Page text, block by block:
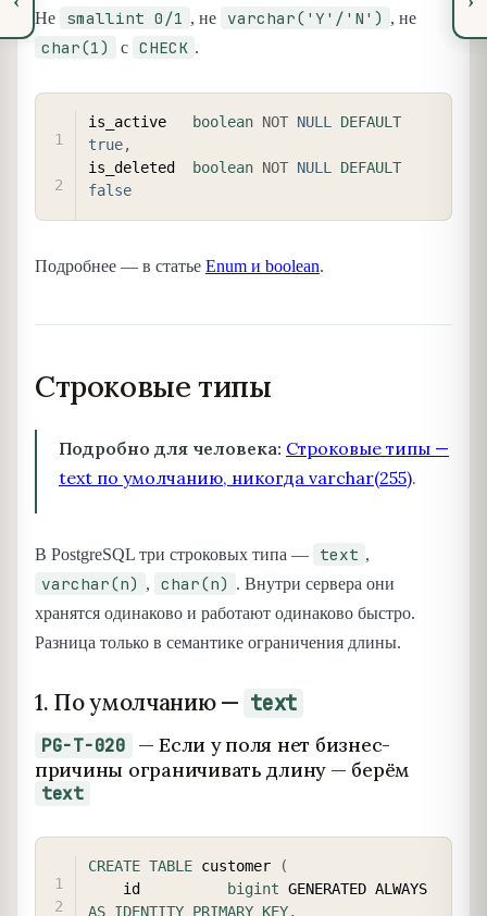
Не smallint 0/1 , не varchar('Y'/'N') , не
char(1) с CHECK .
is_active boolean NOT NULL
DEFAULT
true,
is_deleted
boolean NOT NULL
DEFAULT
false
Подробнее — в статье Enum и boolean.
Строковые типы
Подробно для человека: Строковые типы —
text по умолчанию, никогда varchar(255).
В PostgreSQL три строковых типа — text ,
varchar(n) , char(n) . Внутри сервера они
хранятся одинаково и работают одинаково быстро.
Разница только в семантике ограничения длины.
1. По умолчанию — text
PG-T-020
— Если у поля нет бизнес-
причины ограничивать длину — берём
text
CREATE TABLE customer
(
    id
bigint
AS IDENTITY PRIMARY KEY,